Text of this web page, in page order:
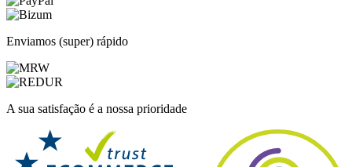
Enviamos (super) rápido
A sua satisfação é a nossa prioridade